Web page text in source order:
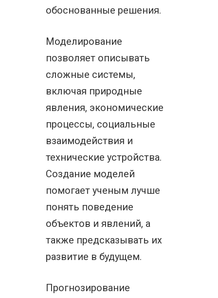
обоснованные решения.
Моделирование
позволяет описывать
сложные системы,
включая природные
явления, экономические
процессы, социальные
взаимодействия и
технические устройства.
Создание моделей
помогает ученым лучше
понять поведение
объектов и явлений, а
также предсказывать их
развитие в будущем.
Прогнозирование